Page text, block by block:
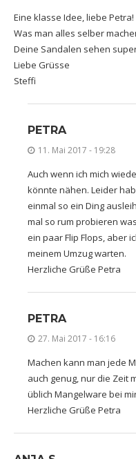
Eine klasse Idee, liebe Petra!
Was man alles selber
Deine Sandalen sehen
Liebe Grüsse
Steffi
PETRA
11. Mai 2017 - 19:28
Auch wenn ich mich
könnte nähen. Leider
einmal so ein Ding
mal so rum probieren
ein paar Flip Flops, aber
meinem Umzug warten.
Herzliche Grüße Petra
PETRA
27. Mai 2017 - 16:16
Machen kann man jede
auch genug, nur die Zeit
üblich Mangelware bei
Herzliche Grüße Petra